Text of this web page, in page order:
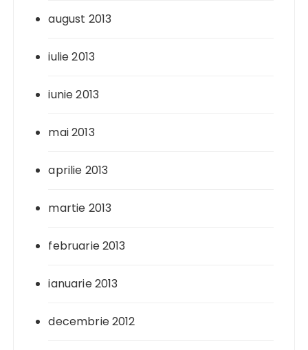
august 2013
iulie 2013
iunie 2013
mai 2013
aprilie 2013
martie 2013
februarie 2013
ianuarie 2013
decembrie 2012